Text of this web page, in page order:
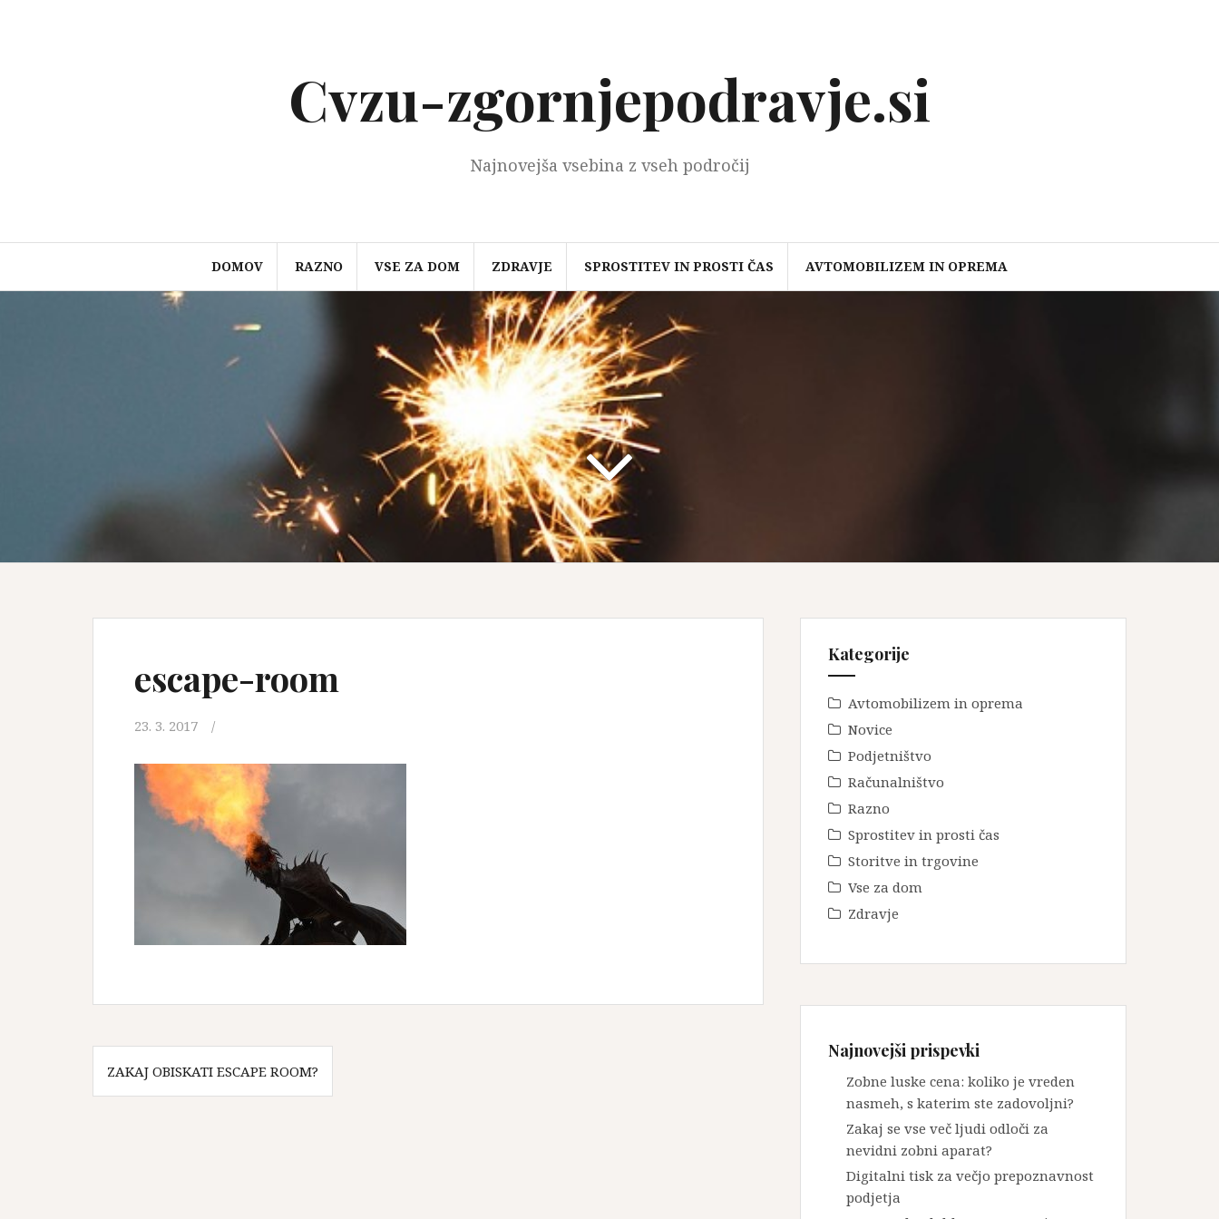
Cvzu-zgornjepodravje.si
Najnovejša vsebina z vseh področij
DOMOV RAZNO VSE ZA DOM ZDRAVJE SPROSTITEV IN PROSTI ČAS AVTOMOBILIZEM IN OPREMA
escape-room
23. 3. 2017
Navigacija
prispevka
ZAKAJ OBISKATI ESCAPE ROOM?
Kategorije
Avtomobilizem in oprema
Novice
Podjetništvo
Računalništvo
Razno
Sprostitev in prosti čas
Storitve in trgovine
Vse za dom
Zdravje
Najnovejši prispevki
Zobne luske cena: koliko je vreden
nasmeh, s katerim ste zadovoljni?
Zakaj se vse več ljudi odloči za
nevidni zobni aparat?
Digitalni tisk za večjo prepoznavnost
podjetja